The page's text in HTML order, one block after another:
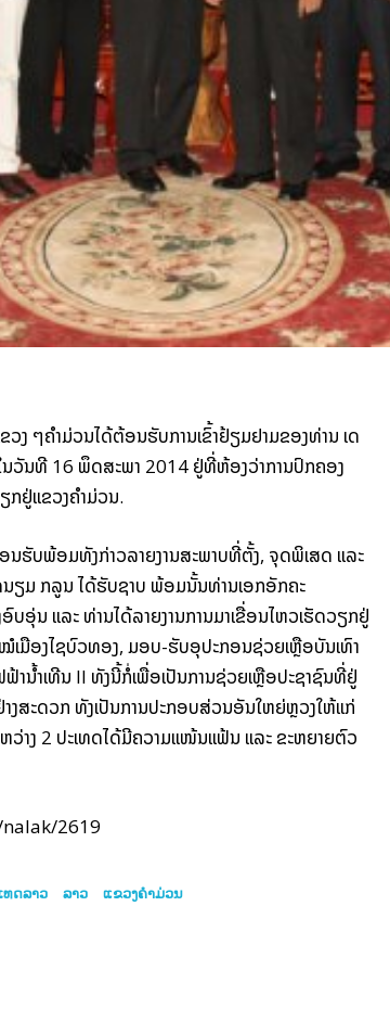
ວງ ໆຄຳ​ມ່ວນໄດ້ຕ້ອນຮັບ​ການ​ເຂົ້າ​ຢ້ຽມຢາມ​ຂອງ​ທ່ານ ​ເດ
ວັນ​ທີ 16 ພຶດສະພາ 2014 ຢູ່​ທີ່​ຫ້ອງ​ວ່າການ​ປົກຄອງ​
ກຢູ່​ແຂວງ​ຄຳ​ມ່ວນ.
ນຮັບ​ພ້ອມ​ທັງ​ກ່າວ​ລາຍ​ງານ​ສະພາບ​ທີ່​ຕັ້ງ, ຈຸດ​ພິ​ເສດ ​ແລະ
ຽມ ກລູນ ​ໄດ້​ຮັບ​ຊາບ ພ້ອມ​ນັ້ນ​ທ່ານ​ເອກ​ອັກຄະ​
ອຸ່ນ ​ແລະ ທ່ານ​ໄດ້​ລາຍ​ງານ​ການ​ມາ​ເຂື່ອນ​ໄຫວ​ເຮັດ​ວຽກຢູ່​
ເມືອງ​ໄຊ​ບົວທອງ, ມອບ-ຮັບ​ອຸປະກອນ​ຊ່ວຍ​ເຫຼືອບັນ​ເທົາ​
າ​ນ້ຳ​ເທີນ II ທັງ​ນີ້ກໍ່​ເພື່ອ​ເປັນ​ການ​ຊ່ວຍ​ເຫຼືອປະຊາຊົນ​ທີ່ຢູ່​
າງ​ສະດວກ ທັງ​ເປັນ​ການ​ປະກອບສ່ວນ​ອັນ​ໃຫຍ່ຫຼວງ​ໃຫ້​ແກ່
ວ່າງ 2 ປະ​ເທດ​ໄດ້​ມີ​ຄວາມ​ແໜ້ນ​ແຟ້ນ ​ແລະ ຂະຫຍາຍຕົວ​
2619
ທດລາວ ລາວ ແຂວງຄຳມ່ວນ